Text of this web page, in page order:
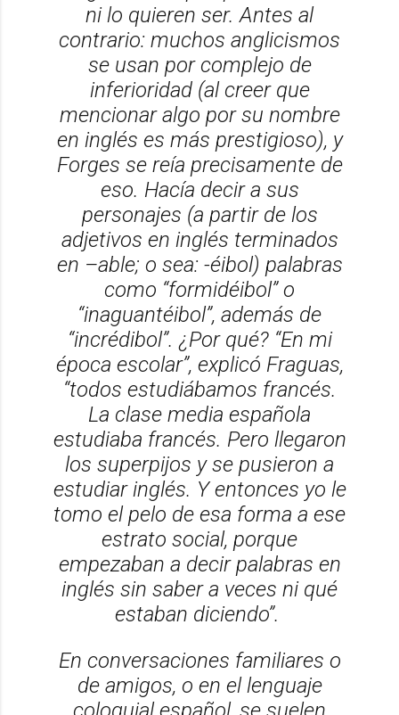
ni lo quieren ser. Antes al
contrario: muchos anglicismos
se usan por complejo de
inferioridad (al creer que
mencionar algo por su nombre
en inglés es más prestigioso), y
Forges se reía precisamente de
eso. Hacía decir a sus
personajes (a partir de los
adjetivos en inglés terminados
en –able; o sea: -éibol) palabras
como “formidéibol” o
“inaguantéibol”, además de
“incrédibol”. ¿Por qué? “En mi
época escolar”, explicó Fraguas,
“todos estudiábamos francés.
La clase media española
estudiaba francés. Pero llegaron
los superpijos y se pusieron a
estudiar inglés. Y entonces yo le
tomo el pelo de esa forma a ese
estrato social, porque
empezaban a decir palabras en
inglés sin saber a veces ni qué
estaban diciendo”.
En conversaciones familiares o
de amigos, o en el lenguaje